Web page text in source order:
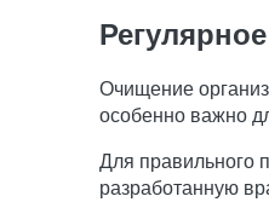
Очищение
особенно важно
Для правильного
разработанную